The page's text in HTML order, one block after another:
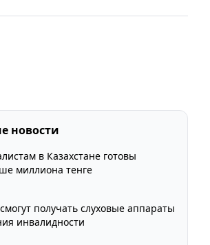
новости
в Казахстане готовы
миллиона тенге
получать слуховые аппараты
инвалидности